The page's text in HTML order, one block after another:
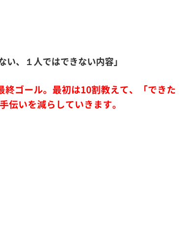
い、１人ではできない内容」
ゴール。最初は10割教えて、「でき
伝いを減らしていきます。